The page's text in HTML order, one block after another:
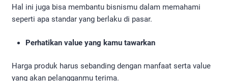
Hal ini juga bisa membantu bisnismu dalam memahami
seperti apa standar yang berlaku di pasar.
Perhatikan value yang kamu tawarkan
Harga produk harus sebanding dengan manfaat serta value
yang akan pelangganmu terima.